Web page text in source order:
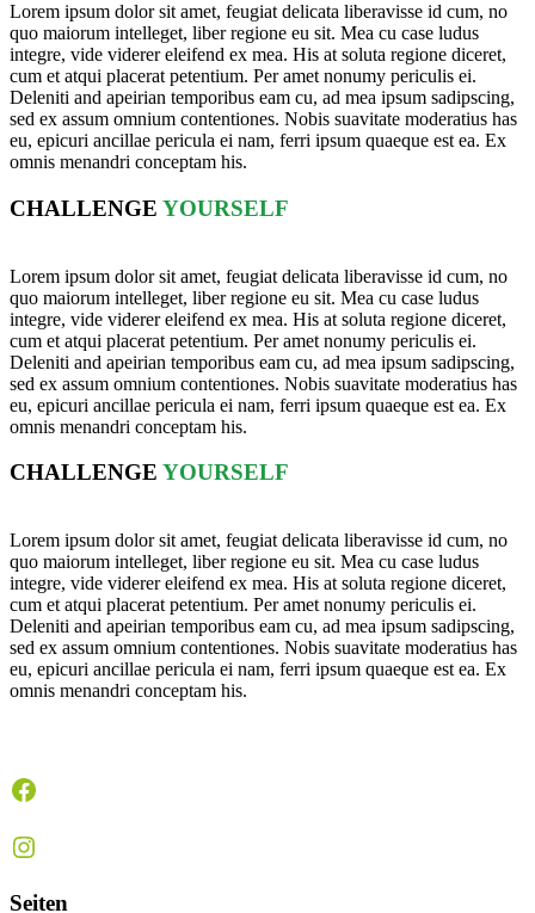
Lorem ipsum dolor sit amet, feugiat delicata liberavisse id cum, no
quo maiorum intelleget, liber regione eu sit. Mea cu case ludus
integre, vide viderer eleifend ex mea. His at soluta regione diceret,
cum et atqui placerat petentium. Per amet nonumy periculis ei.
Deleniti and apeirian temporibus eam cu, ad mea ipsum sadipscing,
sed ex assum omnium contentiones. Nobis suavitate moderatius has
eu, epicuri ancillae pericula ei nam, ferri ipsum quaeque est ea. Ex
omnis menandri conceptam his.
CHALLENGE YOURSELF
Lorem ipsum dolor sit amet, feugiat delicata liberavisse id cum, no
quo maiorum intelleget, liber regione eu sit. Mea cu case ludus
integre, vide viderer eleifend ex mea. His at soluta regione diceret,
cum et atqui placerat petentium. Per amet nonumy periculis ei.
Deleniti and apeirian temporibus eam cu, ad mea ipsum sadipscing,
sed ex assum omnium contentiones. Nobis suavitate moderatius has
eu, epicuri ancillae pericula ei nam, ferri ipsum quaeque est ea. Ex
omnis menandri conceptam his.
CHALLENGE YOURSELF
Lorem ipsum dolor sit amet, feugiat delicata liberavisse id cum, no
quo maiorum intelleget, liber regione eu sit. Mea cu case ludus
integre, vide viderer eleifend ex mea. His at soluta regione diceret,
cum et atqui placerat petentium. Per amet nonumy periculis ei.
Deleniti and apeirian temporibus eam cu, ad mea ipsum sadipscing,
sed ex assum omnium contentiones. Nobis suavitate moderatius has
eu, epicuri ancillae pericula ei nam, ferri ipsum quaeque est ea. Ex
omnis menandri conceptam his.
Facebook
Instagram
Seiten